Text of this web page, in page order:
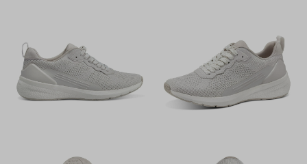
Schoenmode
Kerkhof